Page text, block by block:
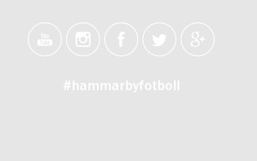
#hammarbyfotboll